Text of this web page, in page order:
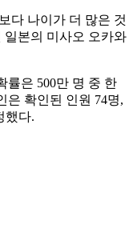
다 나이가 더 많은 것
일본의 미사오 오카와
률은 500만 명 중 한
은 확인된 인원 74명,
했다.